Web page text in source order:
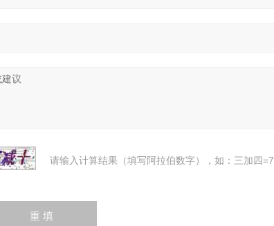
请输入计算结果（填写阿拉伯数字），如：三加四=7